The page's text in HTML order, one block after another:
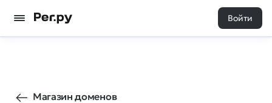
Войти
Магазин доменов
1 0